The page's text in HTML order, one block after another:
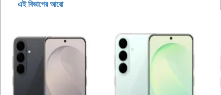
এই বিভাগের আরো